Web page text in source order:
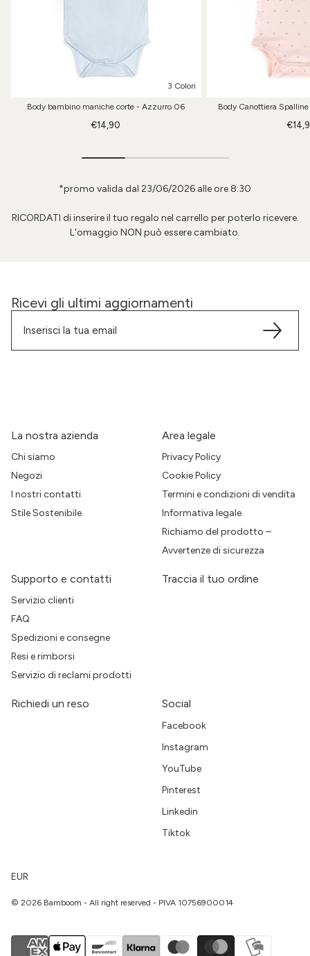
3 Colori
Body bambino maniche corte - Azzurro 06
€14,90
Body Canottiera
*promo valida dal 23/06/2026 alle ore 8:30
RICORDATI di inserire il tuo regalo nel carrello per poterlo ricevere.
L'omaggio NON può essere cambiato.
Ricevi gli ultimi aggiornamenti
La nostra azienda
Chi siamo
Negozi
I nostri contatti
Stile Sostenibile
Area legale
Privacy Policy
Cookie Policy
Termini e condizioni di vendita
Informativa legale
Richiamo del prodotto –
Avvertenze di sicurezza
Supporto e contatti
Servizio clienti
FAQ
Spedizioni e consegne
Resi e rimborsi
Servizio di reclami prodotti
Traccia il tuo ordine
Richiedi un reso Social
Facebook
Instagram
YouTube
Pinterest
Linkedin
Tiktok
EUR
© 2026 Bamboom - All right reserved - PIVA 10756900014